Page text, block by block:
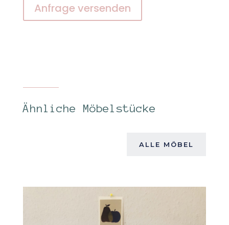
Anfrage versenden
Ähnliche Möbelstücke
ALLE MÖBEL